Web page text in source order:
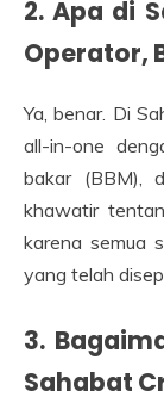
2. Apa di
Operator,
Ya, benar. Di
all-in-one
bakar (BBM),
khawatir
karena semua
yang telah
3.
Sahabat